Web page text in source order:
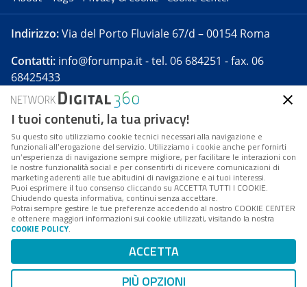
Indirizzo:Via del Porto Fluviale 67/d – 00154 Roma
Contatti: info@forumpa.it- tel. 06 684251 - fax. 06
68425433
Forumpa.itè una pubblicazione telematica iscritta
presso Registro della stampa del Tribunale di Roma -
Reg. n. 182 del 2 maggio 2008 - Direttore resp. Michela
Stentella
FPA s.r.l. è società soggetta a Direzione e
Coordinamento da parte di Digital360 S.p.A. - FPA s.r.l.
è un'azienda certificata per il sistema di management
Codice Fiscale/Partita IVA n. 10693191008 - R.E.A. Roma
n. 1249791. ISP AWS
Mappa del sito
I tuoi contenuti, la tua privacy!
Su questo sito utilizziamo cookie tecnici necessari alla navigazione e
funzionali all’erogazione del servizio. Utilizziamo i cookie anche per fornirti
un’esperienza di navigazione sempre migliore, per facilitare le interazioni con
le nostre funzionalità social e per consentirti di ricevere comunicazioni di
marketing aderenti alle tue abitudini di navigazione e ai tuoi interessi.
Puoi esprimere il tuo consenso cliccando su ACCETTA TUTTI I COOKIE.
Chiudendo questa informativa, continui senza accettare.
Potrai sempre gestire le tue preferenze accedendo al nostro COOKIE CENTER
e ottenere maggiori informazioni sui cookie utilizzati, visitando la nostra
COOKIE POLICY.
ACCETTA
PIÙ OPZIONI